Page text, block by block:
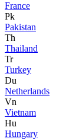
France
Pk
Pakistan
Th
Thailand
Tr
Turkey
Du
Netherlands
Vn
Vietnam
Hu
Hungary